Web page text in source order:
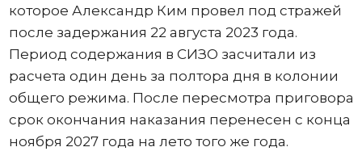
которое Александр Ким провел под стражей
после задержания 22 августа 2023 года.
Период содержания в СИЗО засчитали из
расчета один день за полтора дня в колонии
общего режима. После пересмотра приговора
срок окончания наказания перенесен с конца
ноября 2027 года на лето того же года.